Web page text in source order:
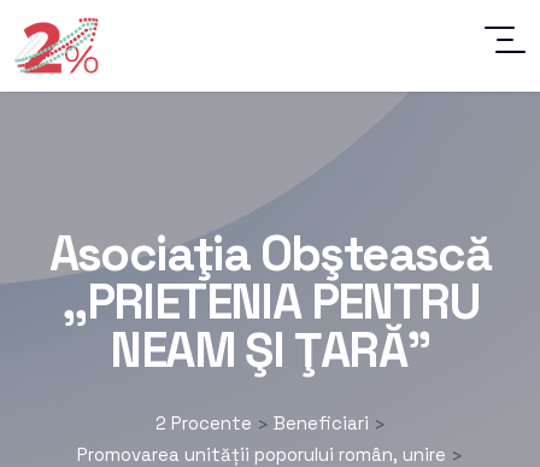
Asociaţia Obştească
,,PRIETENIA PENTRU
NEAM ŞI ŢARĂ”
2 Procente > Beneficiari >
Promovarea unității poporului român, unire >